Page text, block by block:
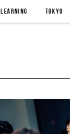
LEARNING TOKYO